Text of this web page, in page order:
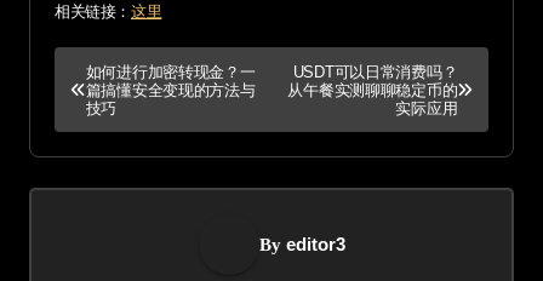
相关链接：这里
P
o
s
如何进行加密转现金？一
篇搞懂安全变现的方法与
技巧
USDT可以日常消费吗？
从午餐实测聊聊稳定币的
实际应用
By editor3